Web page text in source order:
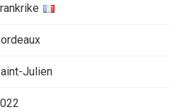
Julien